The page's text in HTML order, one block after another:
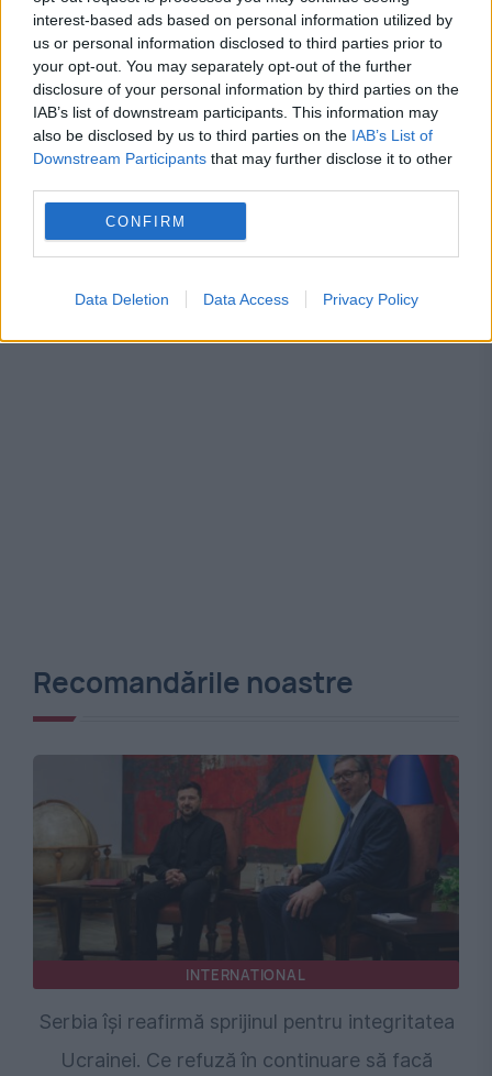
interest-based ads based on personal information utilized by
us or personal information disclosed to third parties prior to
your opt-out. You may separately opt-out of the further
disclosure of your personal information by third parties on the
IAB’s list of downstream participants. This information may
also be disclosed by us to third parties on the IAB’s List of
Downstream Participants that may further disclose it to other
CONFIRM
Data Deletion Data Access Privacy Policy
Metoda prin care afli online dacă ai
restanțe la taxe și impozite
razboi ucraina rusia ucraina
Volodimir Zelenski
Recomandările noastre
INTERNATIONAL
Serbia își reafirmă sprijinul pentru integritatea
Ucrainei. Ce refuză în continuare să facă